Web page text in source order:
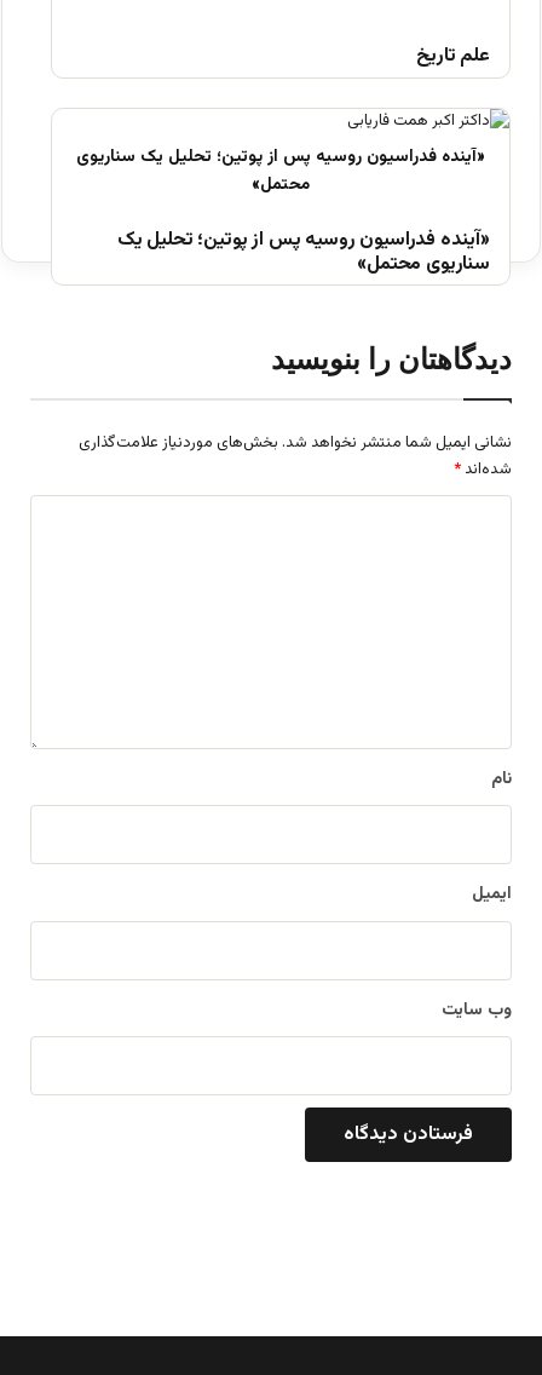
علم تاریخ
«آینده فدراسیون روسیه پس از پوتین؛ تحلیل یک
سناریوی محتمل»
دیدگاهتان را بنویسید
نشانی ایمیل شما منتشر نخواهد شد. بخش‌های موردنیاز علامت‌گذاری
شده‌اند *
نام
ایمیل
وب‌ سایت